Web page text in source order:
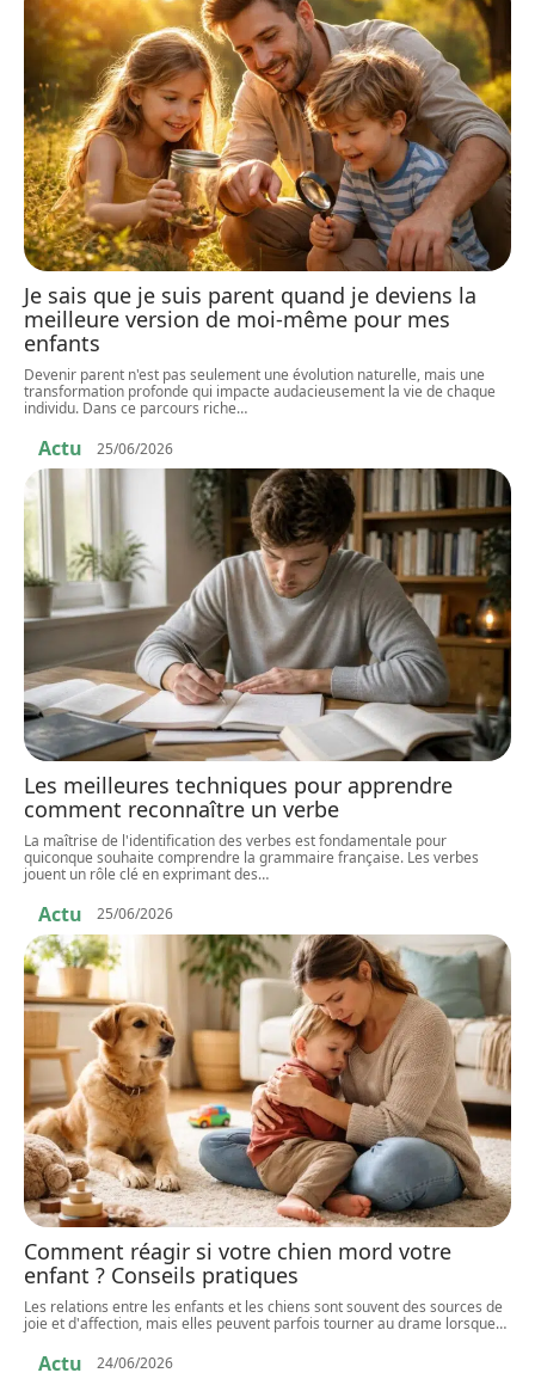
Je sais que je suis parent quand je deviens la
meilleure version de moi-même pour mes
enfants
Devenir parent n'est pas seulement une évolution naturelle, mais une
transformation profonde qui impacte audacieusement la vie de chaque
individu. Dans ce parcours riche…
Actu 25/06/2026
Les meilleures techniques pour apprendre
comment reconnaître un verbe
La maîtrise de l'identification des verbes est fondamentale pour
quiconque souhaite comprendre la grammaire française. Les verbes
jouent un rôle clé en exprimant des…
Actu 25/06/2026
Comment réagir si votre chien mord votre
enfant ? Conseils pratiques
Les relations entre les enfants et les chiens sont souvent des sources de
joie et d'affection, mais elles peuvent parfois tourner au drame lorsque…
Actu 24/06/2026